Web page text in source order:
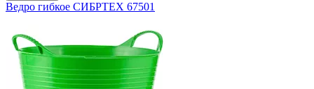
Ведро гибкое СИБРТЕХ 67501